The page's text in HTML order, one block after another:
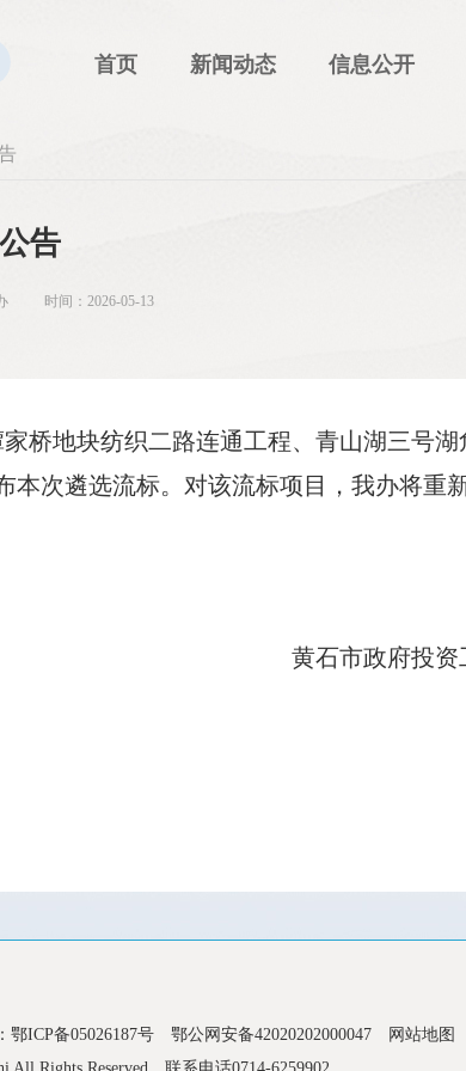
首页 新闻动态 信息公开
告
时间：2026-05-13
桥地块纺织二路连通工程、青山湖三号
次遴选流标。对该流标项目，我办将重
黄石市政府投资工
鄂ICP备05026187号 鄂公网安备42020202000047
网站地图